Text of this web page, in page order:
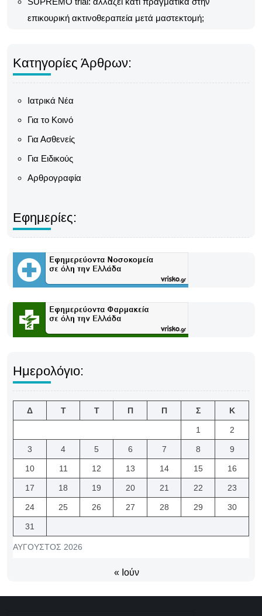
επικουρική ακτινοθεραπεία μετά μαστεκτομή;
Κατηγορίες Άρθρων:
Ιατρικά Νέα
Για το Κοινό
Για Ασθενείς
Για Ειδικούς
Αρθρογραφία
Εφημερίες:
Ημερολόγιο:
ΑΎΓΟΥΣΤΟΣ 2026
Δ Τ Τ Π Π Σ Κ
1 2
3 4 5 6 7 8 9
10 11 12 13 14 15 16
17 18 19 20 21 22 23
24 25 26 27 28 29 30
31
« Ιούν